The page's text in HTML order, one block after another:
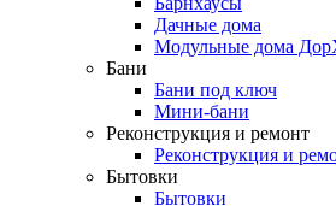
Дачные дома
Модульные дома
Бани
Бани под ключ
Мини-бани
Реконструкция и ремонт
Реконструкция и
Бытовки
Бытовки